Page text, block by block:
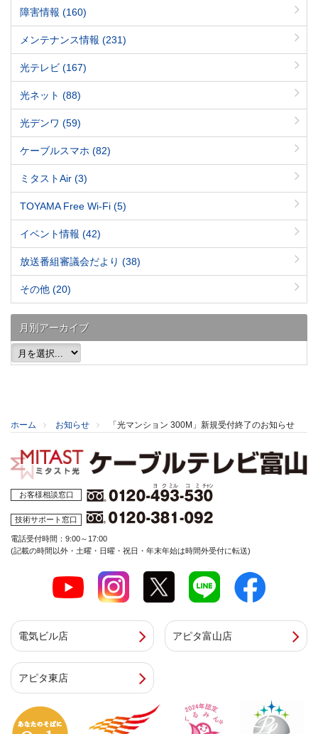
障害情報 (160)
メンテナンス情報 (231)
光テレビ (167)
光ネット (88)
光デンワ (59)
ケーブルスマホ (82)
ミタストAir (3)
TOYAMA Free Wi-Fi (5)
イベント情報 (42)
放送番組審議会だより (38)
その他 (20)
月別アーカイブ
ホーム お知らせ 「光マンション 300M」新規受付終了のお知らせ
お客様相談窓口
技術サポート窓口
電話受付時間：9:00～17:00
(記載の時間以外・土曜・日曜・祝日・年末年始は時間外受付に転送)
電気ビル店 アピタ富山店
アピタ東店